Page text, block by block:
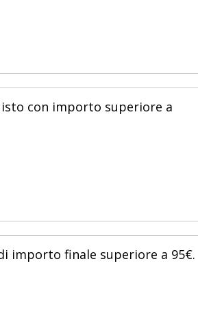
con importo superiore a
importo finale superiore a 95€.